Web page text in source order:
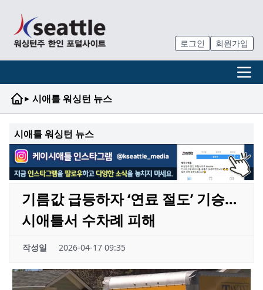
로그인 회원가입
▸ 시애틀 워싱턴 뉴스
시애틀 워싱턴 뉴스
기름값 급등하자 ‘연료 절도’ 기승…
시애틀서 수차례 피해
작성일 2026-04-17 09:35